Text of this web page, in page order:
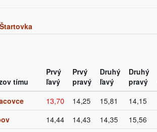
Štartovka
tímu
Prvý
ľavý
Prvý
pravý
Druhý
ľavý
Druhý
pravý
13,70 14,25 15,81 14,15
14,44 14,43 14,35 15,56